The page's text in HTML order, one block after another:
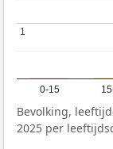
0-15
1
1
Bevolking,
2025 per